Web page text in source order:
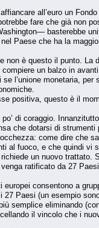
affiancare all’euro un
fare che già non
basterebbe
Paese che ha la
non è questo il punto. La
un balzo in
se l’unione monetaria,
positiva, questo è il
di coraggio.
che dotarsi di
come dire che
al fuoco, e che quindi vi
un nuovo trattato.
ratificato da 27
europei consentono a
27 Paesi (un esempio
semplice eliminando
il vincolo che i